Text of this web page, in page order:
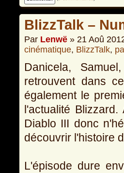
BlizzTalk –
Par Lenwë » 21 Aoû
cinématique, BlizzTalk,
Danicela,
retrouvent dans
également le
l'actualité
Diablo III donc
découvrir l'histoire
L'épisode dure